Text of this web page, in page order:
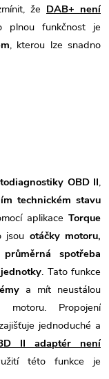
že DAB+ není
plnou funkčnost je
, kterou lze snadno
OBD II,
technickém stavu
aplikace Torque
jsou otáčky motoru,
spotřeba
. Tato funkce
a mít neustálou
Propojení
jednoduché a
II adaptér není
této funkce je